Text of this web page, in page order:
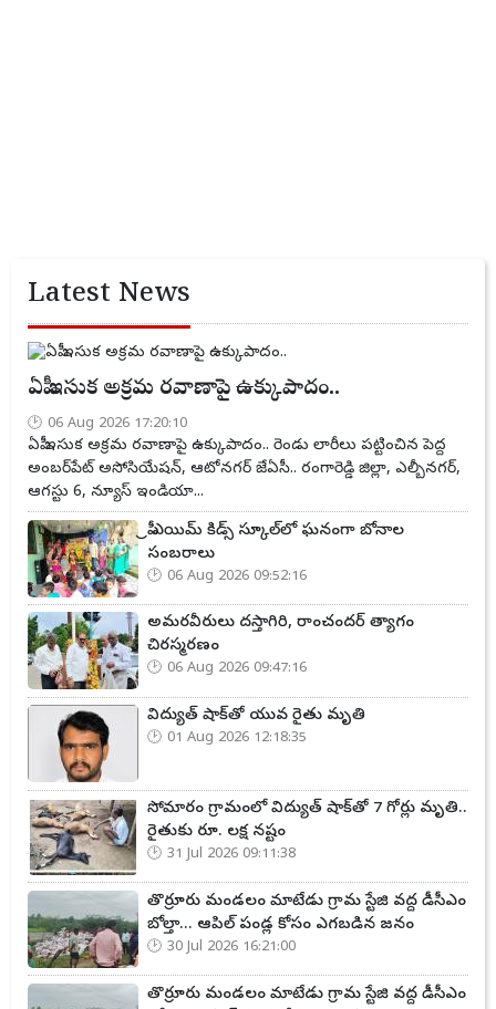
Latest News
ఏపీ ఇసుక అక్రమ రవాణాపై ఉక్కుపాదం..
06 Aug 2026 17:20:10
ఏపీ ఇసుక అక్రమ రవాణాపై ఉక్కుపాదం.. రెండు లారీలు పట్టించిన పెద్ద
అంబర్‌పేట్ అసోసియేషన్, ఆటోనగర్ జేఏసీ.. రంగారెడ్డి జిల్లా, ఎల్బీనగర్,
ఆగస్టు 6, న్యూస్ ఇండియా...
ప్రీ ఎయిమ్ కిడ్స్ స్కూల్‌లో ఘనంగా బోనాల
సంబరాలు
06 Aug 2026 09:52:16
అమరవీరులు దస్తాగిరి, రాంచందర్ త్యాగం
చిరస్మరణం
06 Aug 2026 09:47:16
విద్యుత్ షాక్‌తో యువ రైతు మృతి
01 Aug 2026 12:18:35
సోమారం గ్రామంలో విద్యుత్ షాక్‌తో 7 గోర్లు మృతి..
రైతుకు రూ. లక్ష నష్టం
31 Jul 2026 09:11:38
తొర్రూరు మండలం మాటేడు గ్రామ స్టేజి వద్ద డీసీఎం
బోల్తా... ఆపిల్ పండ్ల కోసం ఎగబడిన జనం
30 Jul 2026 16:21:00
తొర్రూరు మండలం మాటేడు గ్రామ స్టేజి వద్ద డీసీఎం